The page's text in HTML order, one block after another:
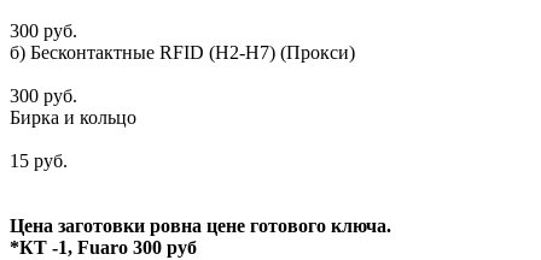
300 руб.
б) Бесконтактные RFID (H2-H7) (Прокси)
300 руб.
Бирка и кольцо
15 руб.
Цена заготовки ровна цене готового ключа.
*КТ -1, Fuaro 300 руб